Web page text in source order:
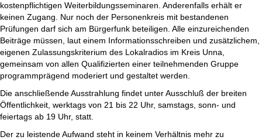
kostenpflichtigen Weiterbildungsseminaren. Anderenfalls erhält er
keinen Zugang. Nur noch der Personenkreis mit bestandenen
Prüfungen darf sich am Bürgerfunk beteiligen. Alle einzureichenden
Beiträge müssen, laut einem Informationsschreiben und zusätzlichem,
eigenen Zulassungskriterium des Lokalradios im Kreis Unna,
gemeinsam von allen Qualifizierten einer teilnehmenden Gruppe
programmprägend moderiert und gestaltet werden.
Die anschließende Ausstrahlung findet unter Ausschluß der breiten
Öffentlichkeit, werktags von 21 bis 22 Uhr, samstags, sonn- und
feiertags ab 19 Uhr, statt.
Der zu leistende Aufwand steht in keinem Verhältnis mehr zu